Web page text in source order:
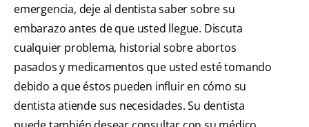
emergencia, deje al dentista saber sobre su
embarazo antes de que usted llegue. Discuta
cualquier problema, historial sobre abortos
pasados y medicamentos que usted esté tomando
debido a que éstos pueden influir en cómo su
dentista atiende sus necesidades. Su dentista